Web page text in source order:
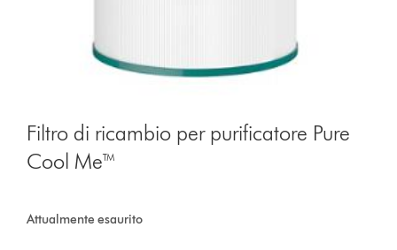
Filtro di ricambio per purificatore Pure
Cool Me™
Attualmente esaurito